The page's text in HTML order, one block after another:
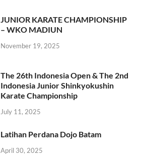
JUNIOR KARATE CHAMPIONSHIP
– WKO MADIUN
November 19, 2025
The 26th Indonesia Open & The 2nd
Indonesia Junior Shinkyokushin
Karate Championship
July 11, 2025
Latihan Perdana Dojo Batam
April 30, 2025